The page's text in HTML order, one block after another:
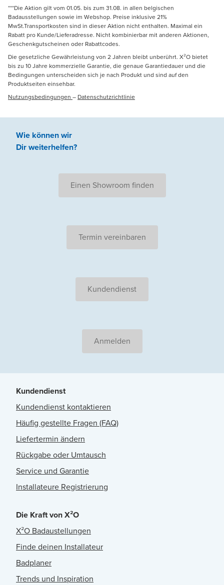
***Die Aktion gilt vom 01.05. bis zum 31.08. in allen belgischen
Badausstellungen sowie im Webshop. Preise inklusive 21%
MwSt.Transportkosten sind in dieser Aktion nicht enthalten. Maximal ein
Rabatt pro Kunde/Lieferadresse. Nicht kombinierbar mit anderen Aktionen,
Geschenkgutscheinen oder Rabattcodes.
Die gesetzliche Gewährleistung von 2 Jahren bleibt unberührt. X²O bietet
bis zu 10 Jahre kommerzielle Garantie, die genaue Garantiedauer und die
Bedingungen unterscheiden sich je nach Produkt und sind auf den
Produktseiten einsehbar.
Nutzungsbedingungen – Datenschutzrichtlinie
Wie können wir
Dir weiterhelfen?
Einen Showroom finden
Termin vereinbaren
Kundendienst
Anmelden
Kundendienst
Kundendienst kontaktieren
Häufig gestellte Fragen (FAQ)
Liefertermin ändern
Rückgabe oder Umtausch
Service und Garantie
Installateure Registrierung
Die Kraft von X²O
X²O Badaustellungen
Finde deinen Installateur
Badplaner
Trends und Inspiration